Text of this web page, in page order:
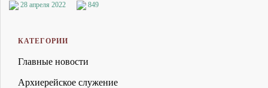
28 апреля 2022 849
КАТЕГОРИИ
Главные новости
Архиерейское служение